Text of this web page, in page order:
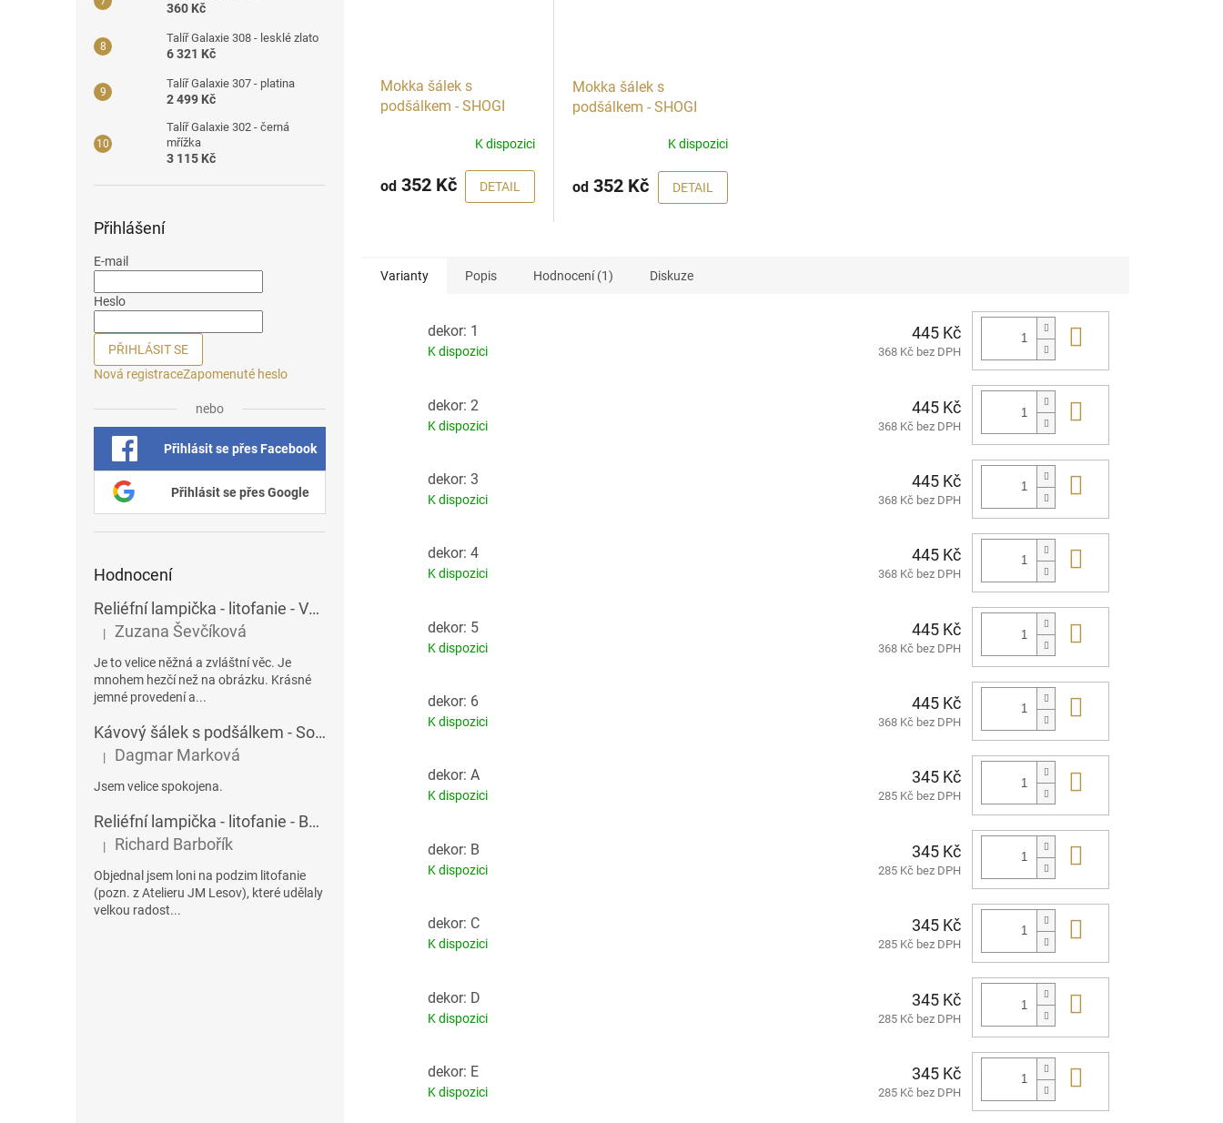
360 Kč
Talíř Galaxie 308 - lesklé zlato
6 321 Kč
Talíř Galaxie 307 - platina
2 499 Kč
Talíř Galaxie 302 - černá
mřížka
3 115 Kč
Přihlášení
E-mail
Heslo
PŘIHLÁSIT SE
Nová registraceZapomenuté heslo
nebo
Přihlásit se přes Facebook
Přihlásit se přes Google
Hodnocení
Reliéfní lampička - litofanie - Vážky
Hodnocení produktu je 5 z 5 hvězdiček.
| Zuzana Ševčíková
Je to velice něžná a zvláštní věc. Je
mnohem hezčí než na obrázku. Krásné
jemné provedení a...
Kávový šálek s podšálkem - Sophia 432AU
Hodnocení produktu je 5 z 5 hvězdiček.
| Dagmar Marková
Jsem velice spokojena.
Reliéfní lampička - litofanie - Betlém
Hodnocení produktu je 5 z 5 hvězdiček.
| Richard Barbořík
Objednal jsem loni na podzim litofanie
(pozn. z Atelieru JM Lesov), které udělaly
velkou radost...
Mokka šálek s
podšálkem - SHOGI
K dispozici
od 352 Kč DETAIL
Mokka šálek s
podšálkem - SHOGI
K dispozici
od352 Kč DETAIL
Varianty Popis Hodnocení (1) Diskuze
dekor: 1
K dispozici
445 Kč
368 Kč bez DPH
dekor: 2
K dispozici
445 Kč
368 Kč bez DPH
dekor: 3
K dispozici
445 Kč
368 Kč bez DPH
dekor: 4
K dispozici
445 Kč
368 Kč bez DPH
dekor: 5
K dispozici
445 Kč
368 Kč bez DPH
dekor: 6
K dispozici
445 Kč
368 Kč bez DPH
dekor: A
K dispozici
345 Kč
285 Kč bez DPH
dekor: B
K dispozici
345 Kč
285 Kč bez DPH
dekor: C
K dispozici
345 Kč
285 Kč bez DPH
dekor: D
K dispozici
345 Kč
285 Kč bez DPH
dekor: E
K dispozici
345 Kč
285 Kč bez DPH